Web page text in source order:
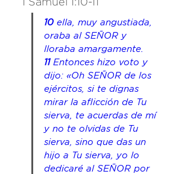
1 Samuel 1:10-11
10 ella, muy angustiada,
oraba al SEÑOR y
lloraba amargamente.
11 Entonces hizo voto y
dijo: «Oh SEÑOR de los
ejércitos, si te dignas
mirar la aflicción de Tu
sierva, te acuerdas de mí
y no te olvidas de Tu
sierva, sino que das un
hijo a Tu sierva, yo lo
dedicaré al SEÑOR por